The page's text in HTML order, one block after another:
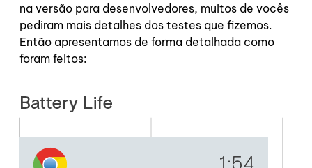
na versão para desenvolvedores, muitos de vocês
pediram mais detalhes dos testes que fizemos.
Então apresentamos de forma detalhada como
foram feitos: